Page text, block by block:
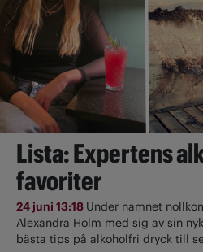
Lista: Expertens
favoriter
24 juni 13:18 Under namnet
Alexandra Holm med sig av sin
bästa tips på alkoholfri dryck till